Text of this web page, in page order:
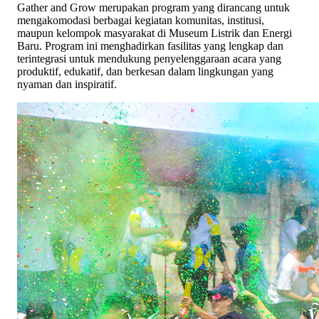
Gather and Grow merupakan program yang dirancang untuk
mengakomodasi berbagai kegiatan komunitas, institusi,
maupun kelompok masyarakat di Museum Listrik dan Energi
Baru. Program ini menghadirkan fasilitas yang lengkap dan
terintegrasi untuk mendukung penyelenggaraan acara yang
produktif, edukatif, dan berkesan dalam lingkungan yang
nyaman dan inspiratif.